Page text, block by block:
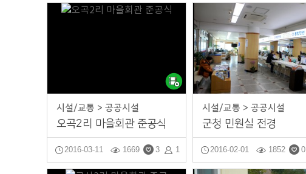
시설/교통 > 공공시설
오곡2리 마을회관 준공식
2016-03-11 1
3
1669
시설/교통 > 공공시설
군청 민원실 전경
2016-02-01 0
1852